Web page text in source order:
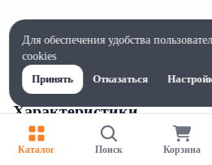
Характеристики
Ширина, мм
72
Каталог Поиск Корзина
Для обеспечения удобства
cookies
Принять
Отказаться